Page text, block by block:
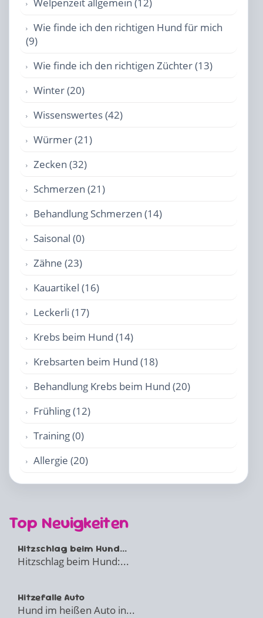
Welpenzeit allgemein (12)
Wie finde ich den richtigen Hund für mich
(9)
Wie finde ich den richtigen Züchter (13)
Winter (20)
Wissenswertes (42)
Würmer (21)
Zecken (32)
Schmerzen (21)
Behandlung Schmerzen (14)
Saisonal (0)
Zähne (23)
Kauartikel (16)
Leckerli (17)
Krebs beim Hund (14)
Krebsarten beim Hund (18)
Behandlung Krebs beim Hund (20)
Frühling (12)
Training (0)
Allergie (20)
Top Neuigkeiten
Hitzschlag beim Hund...
Hitzschlag beim Hund:...
Hitzefalle Auto
Hund im heißen Auto in...